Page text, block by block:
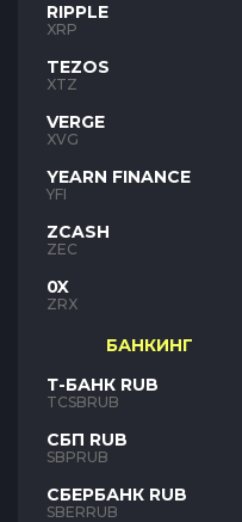
RIPPLE
XRP
TEZOS
XTZ
VERGE
XVG
YEARN FINANCE
YFI
ZCASH
ZEC
0X
ZRX
БАНКИНГ
Т-БАНК RUB
TCSBRUB
СБП RUB
SBPRUB
СБЕРБАНК RUB
SBERRUB